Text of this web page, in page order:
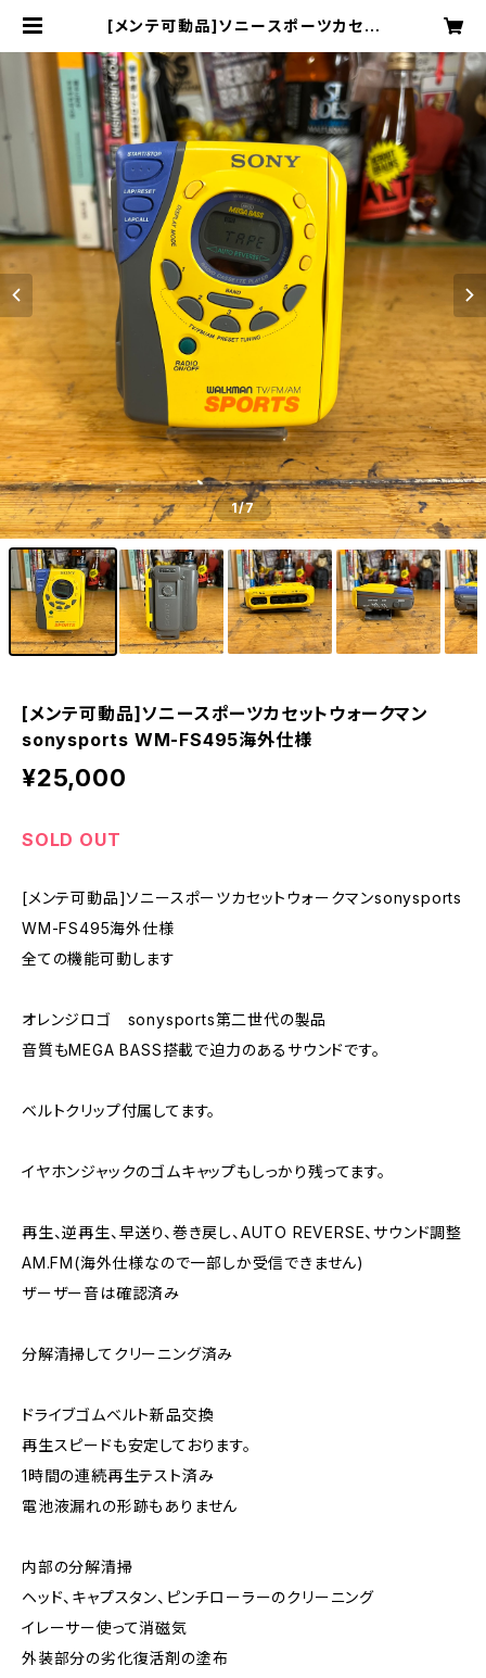
[メンテ可動品]ソニースポーツカセッ
S495海外仕様 | stability
1/7
[メンテ可動品]ソニースポーツカセットウォークマン
sonysports WM-FS495海外仕様
¥25,000
SOLD OUT
[メンテ可動品]ソニースポーツカセットウォークマンsonysports
WM-FS495海外仕様
全ての機能可動します
オレンジロゴ sonysports第二世代の製品
音質もMEGA BASS搭載で迫力のあるサウンドです。
ベルトクリップ付属してます。
イヤホンジャックのゴムキャップもしっかり残ってます。
再生、逆再生、早送り、巻き戻し、AUTO REVERSE、サウンド調整
AM.FM(海外仕様なので一部しか受信できません)
ザーザー音は確認済み
分解清掃してクリーニング済み
ドライブゴムベルト新品交換
再生スピードも安定しております。
1時間の連続再生テスト済み
電池液漏れの形跡もありません
内部の分解清掃
ヘッド、キャプスタン、ピンチローラーのクリーニング
イレーサー使って消磁気
外装部分の劣化復活剤の塗布